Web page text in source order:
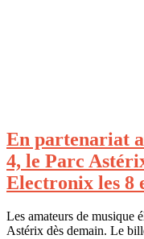
En partenariat
4, le Parc
Electronix les 8
Les amateurs de musique
Astérix dès demain. Le